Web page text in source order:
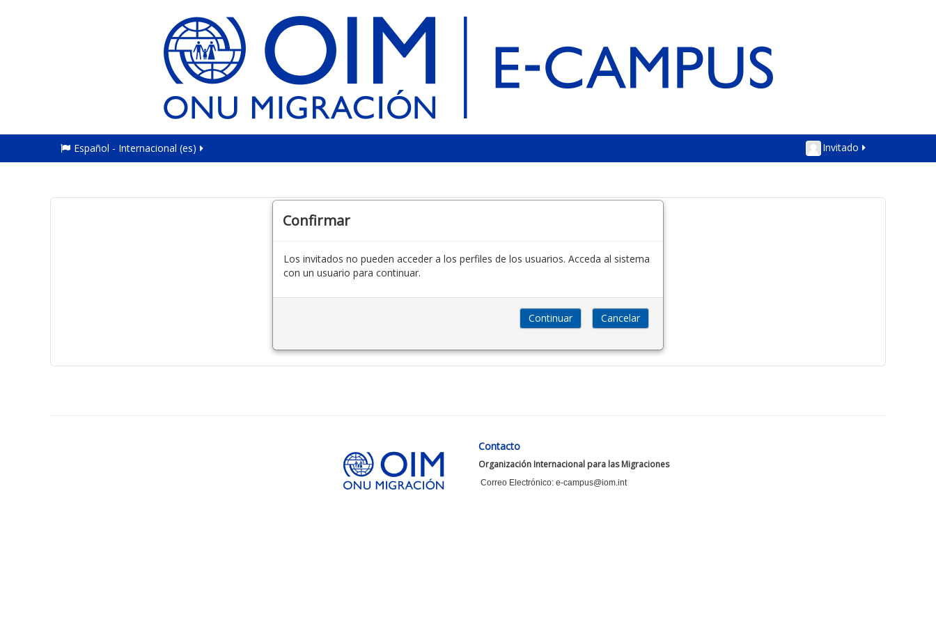
Invitado
Español - Internacional ‎(es)‎
Confirmar
Los invitados no pueden acceder a los perfiles de los usuarios. Acceda al sistema
con un usuario para continuar.
Contacto
Organización Internacional para las Migraciones
Correo Electrónico: e-campus@iom.int